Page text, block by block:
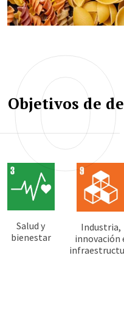
Objetivos de
Salud y
bienestar
Industria,
innovación